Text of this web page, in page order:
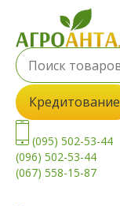
Кредитование
(095) 502-53-44
(096) 502-53-44
(067) 558-15-87